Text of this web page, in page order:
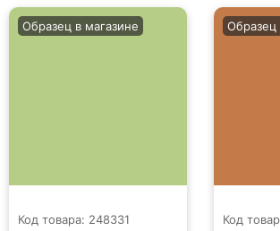
Код товара: 248331
Образец в магазине
Код
Образец